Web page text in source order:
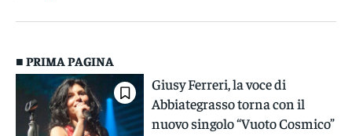
■ PRIMA PAGINA
Giusy Ferreri, la voce di
Abbiategrasso torna con il
nuovo singolo “Vuoto Cosmico”